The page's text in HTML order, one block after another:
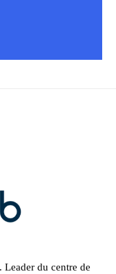
Leader du centre de